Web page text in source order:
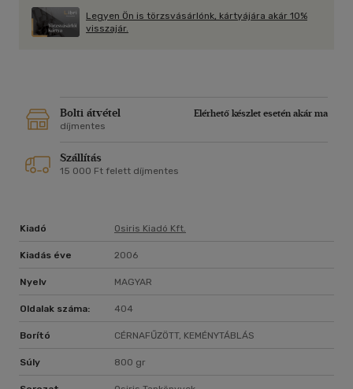
újdonsága, hogy sokféle technikát mutat be a csoportokon
gyakran tapasztalható többségi befolyásolás
minimalizálására, de ötletekkel szolgál arra az esetre
elemzése című fejezete.
Legyen Ön is törzsvásárlónk, kártyájára akár 10%
visszajár.
Bolti átvétel
Elérhető készlet esetén akár ma
díjmentes
Szállítás
15 000 Ft felett díjmentes
Kiadó Osiris Kiadó Kft.
Kiadás éve 2006
Nyelv MAGYAR
Oldalak száma: 404
Borító CÉRNAFŰZÖTT, KEMÉNYTÁBLÁS
Súly 800 gr